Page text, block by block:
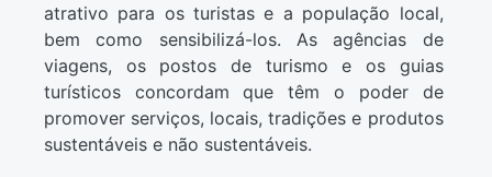
atrativo para os turistas e a população local,
bem como sensibilizá-los. As agências de
viagens, os postos de turismo e os guias
turísticos concordam que têm o poder de
promover serviços, locais, tradições e produtos
sustentáveis e não sustentáveis.